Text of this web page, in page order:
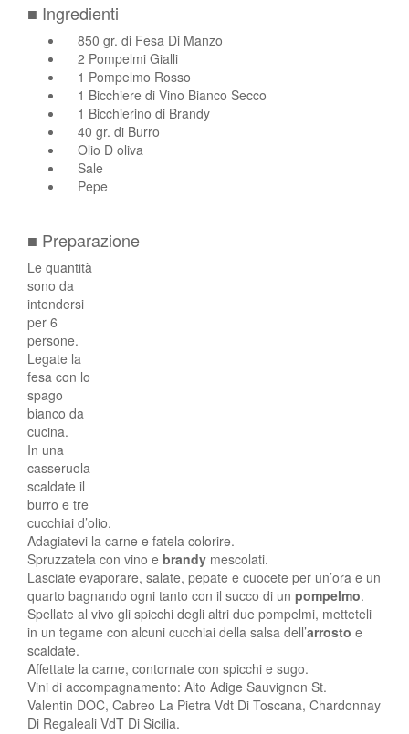
■ Ingredienti
850 gr. di Fesa Di Manzo
2 Pompelmi Gialli
1 Pompelmo Rosso
1 Bicchiere di Vino Bianco Secco
1 Bicchierino di Brandy
40 gr. di Burro
Olio D oliva
Sale
Pepe
■ Preparazione
Le quantità
sono da
intendersi
per 6
persone.
Legate la
fesa con lo
spago
bianco da
cucina.
In una
casseruola
scaldate il
burro e tre
cucchiai d’olio.
Adagiatevi la carne e fatela colorire.
Spruzzatela con vino e brandy mescolati.
Lasciate evaporare, salate, pepate e cuocete per un’ora e un
quarto bagnando ogni tanto con il succo di un pompelmo.
Spellate al vivo gli spicchi degli altri due pompelmi, metteteli
in un tegame con alcuni cucchiai della salsa dell’arrosto e
scaldate.
Affettate la carne, contornate con spicchi e sugo.
Vini di accompagnamento: Alto Adige Sauvignon St.
Valentin DOC, Cabreo La Pietra Vdt Di Toscana, Chardonnay
Di Regaleali VdT Di Sicilia.